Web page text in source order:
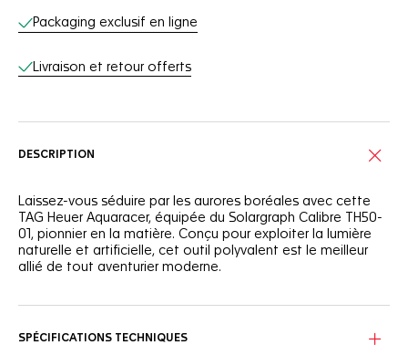
Packaging exclusif en ligne
Livraison et retour offerts
DESCRIPTION
Laissez-vous séduire par les aurores boréales avec cette
TAG Heuer Aquaracer, équipée du Solargraph Calibre TH50-
01, pionnier en la matière. Conçu pour exploiter la lumière
naturelle et artificielle, cet outil polyvalent est le meilleur
allié de tout aventurier moderne.
une lisibilité optimale.
SPÉCIFICATIONS TECHNIQUES